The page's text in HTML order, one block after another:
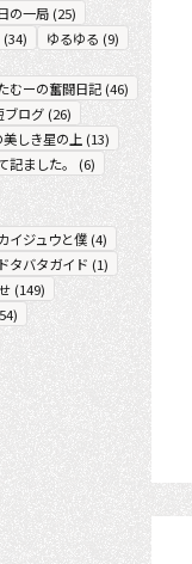
の一局(25)
(34) ゆるゆる (9)
むーの奮闘日記(46)
ブログ(26)
美しき星の上 (13)
記ました。 (6)
イジュウと僕(4)
タバタガイド (1)
(149)
)